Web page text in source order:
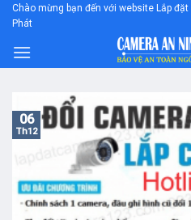
Skip
content
Chào mừng bạn đến với website Lắp
Phát
06
Th12